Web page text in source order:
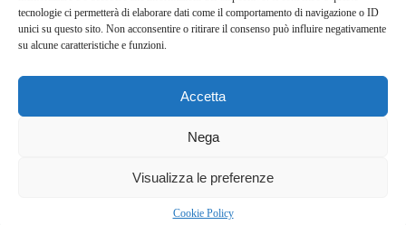
tecnologie ci permetterà di elaborare dati come il comportamento di navigazione o ID
unici su questo sito. Non acconsentire o ritirare il consenso può influire negativamente
su alcune caratteristiche e funzioni.
Accetta
Nega
Visualizza le preferenze
Cookie Policy
Energy-Bullet.it ogni giorno trova per te le notizie più rilevanti
in ambito finanziario.
Address:
VIA USODIMARE 3 - 37138 - VERONA (VR)
redazione@bullet-network.com
bullet-network.com
Bullet - Dynamic Solutions Srl P.IVA 02954300238 – REA